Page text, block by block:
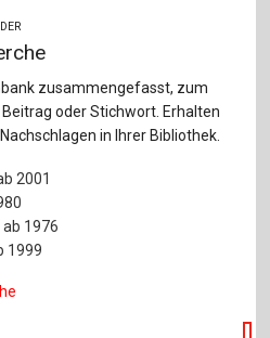
zusammengefasst, zum
oder Stichwort. Erhalten
in Ihrer Bibliothek.
2001
1976
1999